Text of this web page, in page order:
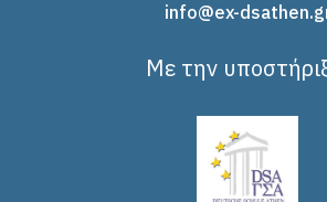
info@ex-
Με την